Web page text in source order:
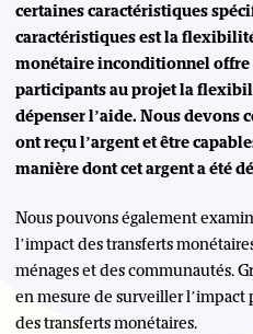
certaines caractéristiques
caractéristiques est la
monétaire inconditionnel offre
participants au projet la
dépenser l’aide. Nous devons
ont reçu l’argent et être
manière dont cet argent a été
Nous pouvons également
l’impact des transferts
ménages et des communautés.
en mesure de surveiller
des transferts monétaires.